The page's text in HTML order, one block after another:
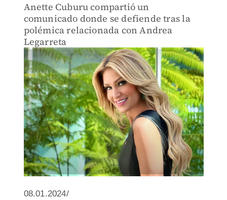
Anette Cuburu compartió un
comunicado donde se defiende tras la
polémica relacionada con Andrea
Legarreta
08.01.2024/